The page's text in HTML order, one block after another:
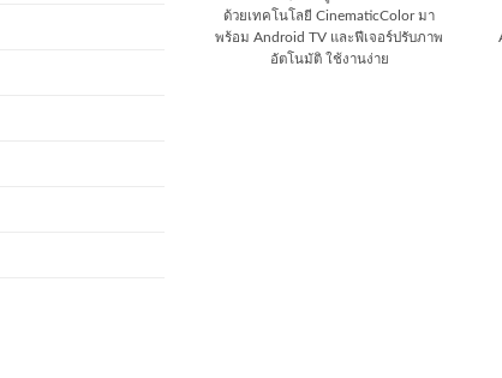
ด้วยเทคโนโลยี CinematicColor มา
พร้อม Android TV และฟีเจอร์ปรับภาพ
อัตโนมัติ ใช้งานง่าย